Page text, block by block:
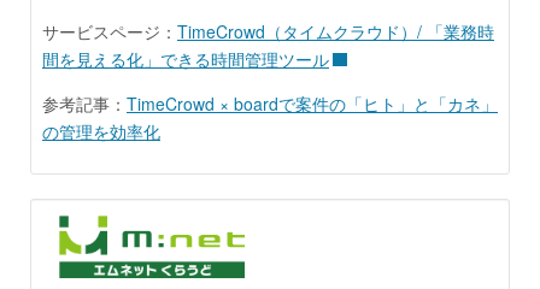
サービスページ： TimeCrowd（タイムクラウド）/ 「業務時
間を見える化」できる時間管理ツール
参考記事： TimeCrowd × boardで案件の「ヒト」と「カネ」
の管理を効率化